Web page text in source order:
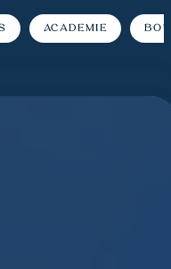
Académie